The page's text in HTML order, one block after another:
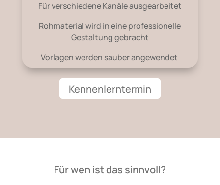
Für verschiedene Kanäle ausgearbeitet
Rohmaterial wird in eine professionelle
Gestaltung gebracht
Vorlagen werden sauber angewendet
Kennenlerntermin
Für wen ist das sinnvoll?